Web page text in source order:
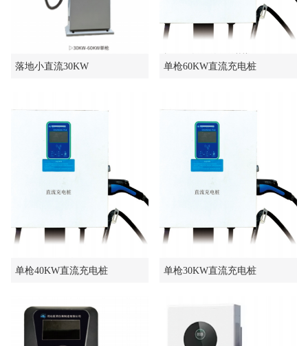
落地小直流30KW 单枪60KW直流充电桩
单枪40KW直流充电桩 单枪30KW直流充电桩